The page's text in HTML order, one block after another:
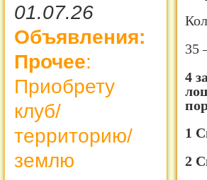
01.07.26
Объявления:
Прочее:
Приобрету
клуб/
территорию/
землю
35
4
1
2